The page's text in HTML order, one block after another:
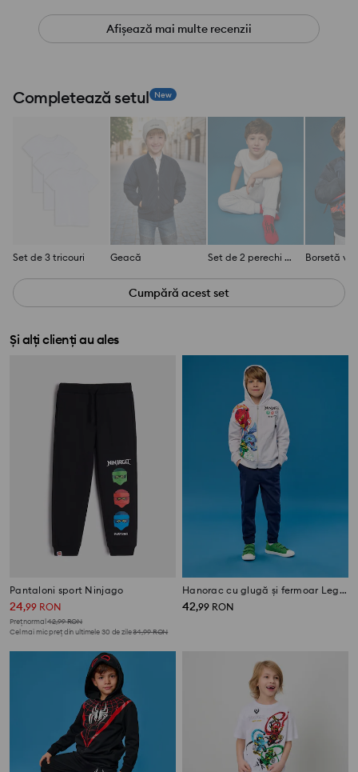
Afișează mai multe recenzii
Completează setul New
Set de 3 tricouri Geacă Set de 2 perechi de șosete Spider-Man
Cumpără acest set
Și alți clienți au ales
Pantaloni sport Ninjago
24,99 RON
Preț normal42,99RON
Cel mai mic preț din ultimele 30 de zile34,99RON
Hanorac cu glugă și fermoar Lego Ninjago
42,99 RON